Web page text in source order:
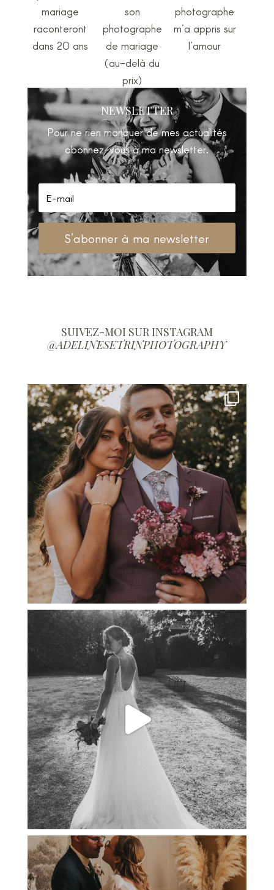
mariage
raconteront
dans 20 ans
son
photographe
de mariage
(au-delà du
prix)
photographe
m’a appris sur
l’amour
NEWSLETTER
Pour ne rien manquer de mes actualités
abonnez-vous à ma newsletter.
S'abonner à ma newsletter
SUIVEZ-MOI SUR INSTAGRAM
@ADELINESETRINPHOTOGRAPHY